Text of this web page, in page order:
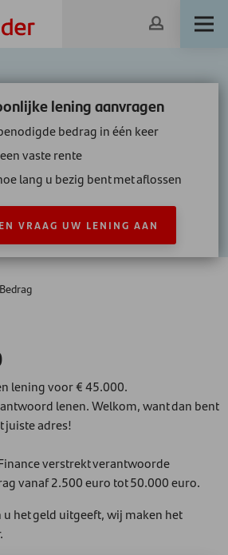
lening aanvragen
bedrag in één keer
vaste rente
lang u bezig bent met aflossen
VRAAG UW LENING AAN
Bedrag
lening voor € 45.000.
lenen. Welkom, want dan bent
juiste adres!
verstrekt verantwoorde
vanaf 2.500 euro tot 50.000 euro.
u het geld uitgeeft, wij maken het